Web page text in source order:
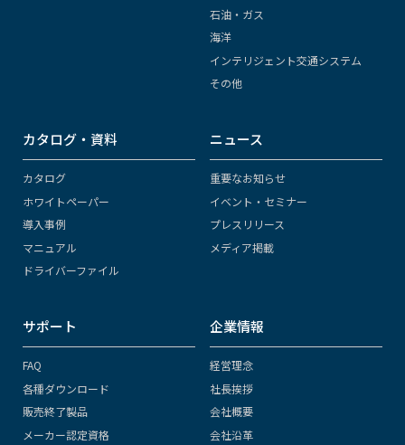
石油・ガス
海洋
インテリジェント交通システム
その他
カタログ・資料
カタログ
ホワイトペーパー
導入事例
マニュアル
ドライバーファイル
ニュース
重要なお知らせ
イベント・セミナー
プレスリリース
メディア掲載
サポート
FAQ
各種ダウンロード
販売終了製品
メーカー認定資格
企業情報
経営理念
社長挨拶
会社概要
会社沿革